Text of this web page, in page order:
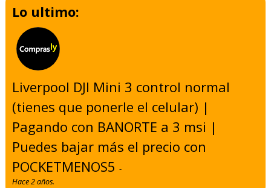
Lo ultimo:
Liverpool DJI Mini 3 control normal
(tienes que ponerle el celular) |
Pagando con BANORTE a 3 msi |
Puedes bajar más el precio con
POCKETMENOS5-
Hace 2 años.